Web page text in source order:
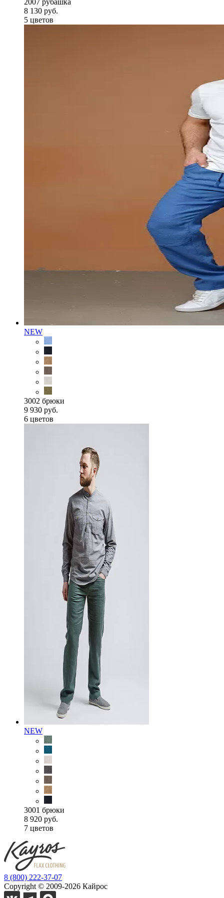
2007 рубашка
8 130 руб.
5 цветов
NEW
3002 брюки
9 930 руб.
6 цветов
NEW
3001 брюки
8 920 руб.
7 цветов
8 (800) 222-37-07
Copyright © 2009-2026 Кайрос